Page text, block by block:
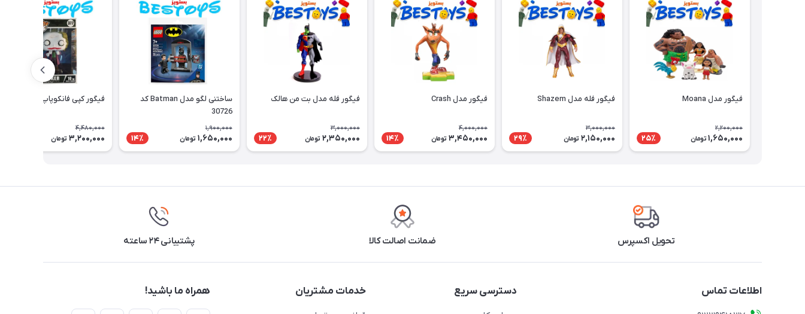
فیگور مدل Moana
2,200,000
1,650,000 تومان 25٪
فیگور فله مدل Shazem
3,000,000
2,150,000 تومان 29٪
فیگور مدل Crash
4,000,000
3,450,000 تومان 14٪
فیگور فله مدل بت من هالک
3,000,000
2,350,000 تومان 22٪
ساختنی لگو مدل Batman کد
30726
1,900,000
1,650,000 تومان 14٪
فیگور کپی فانکوپاپ مدل Joker
4,480,000
3,200,000 تومان
تحویل اکسپرس ضمانت اصالت کالا پشتیبانی ۲۴ ساعته
اطلاعات تماس دسترسی سریع خدمات مشتریان همراه ما باشید!